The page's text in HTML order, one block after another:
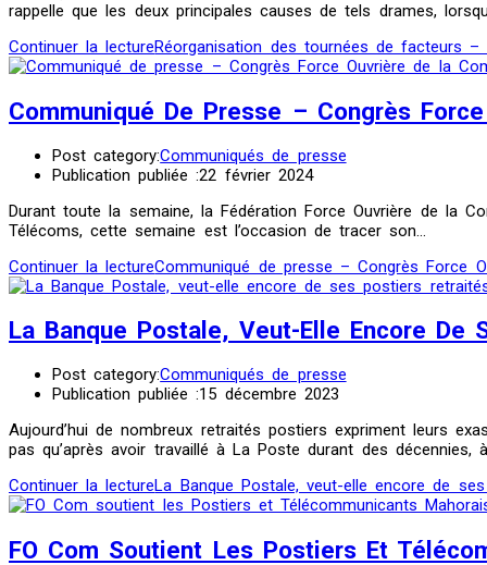
rappelle que les deux principales causes de tels drames,
Continuer la lectureRéorganisation des tournées de facteurs –
Communiqué De Presse – Congrès
Post category:Communiqués de presse
Publication publiée :22 février 2024
Durant toute la semaine, la Fédération Force Ouvrière de la
Télécoms, cette semaine est l’occasion de tracer son…
Continuer la lectureCommuniqué de presse – Congrès Force
La Banque Postale, Veut-Elle Encore
Post category:Communiqués de presse
Publication publiée :15 décembre 2023
Aujourd’hui de nombreux retraités postiers expriment leurs
pas qu’après avoir travaillé à La Poste durant des décennies,
Continuer la lectureLa Banque Postale, veut-elle encore de
FO Com Soutient Les Postiers Et